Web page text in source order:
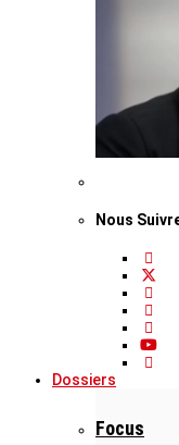
Nous
Dossiers
Focus